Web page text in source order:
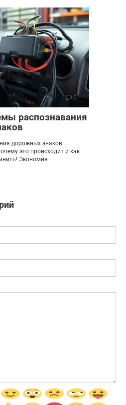
0
распознавания
дорожных знаков
это происходит и как
Экономия